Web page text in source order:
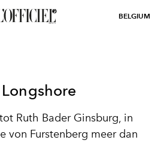
BELGIUM
Ruth Bader Ginsburg, in
von Furstenberg meer dan